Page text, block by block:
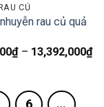
CỦ
rau củ quả
₫ – 13,392,000₫
6
…